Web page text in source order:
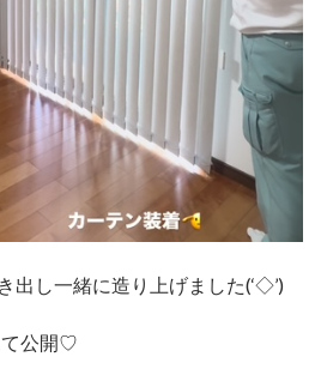
出し一緒に造り上げました(‘◇’)ゞ
て公開♡